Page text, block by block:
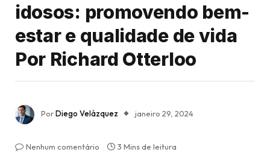
idosos: promovendo bem-
estar e qualidade de vida
Por Richard Otterloo
PorDiego Velázquez janeiro 29, 2024
Nenhum comentário
3 Mins de leitura